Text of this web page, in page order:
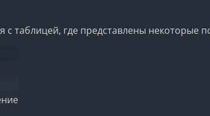
таблицей, где представлены